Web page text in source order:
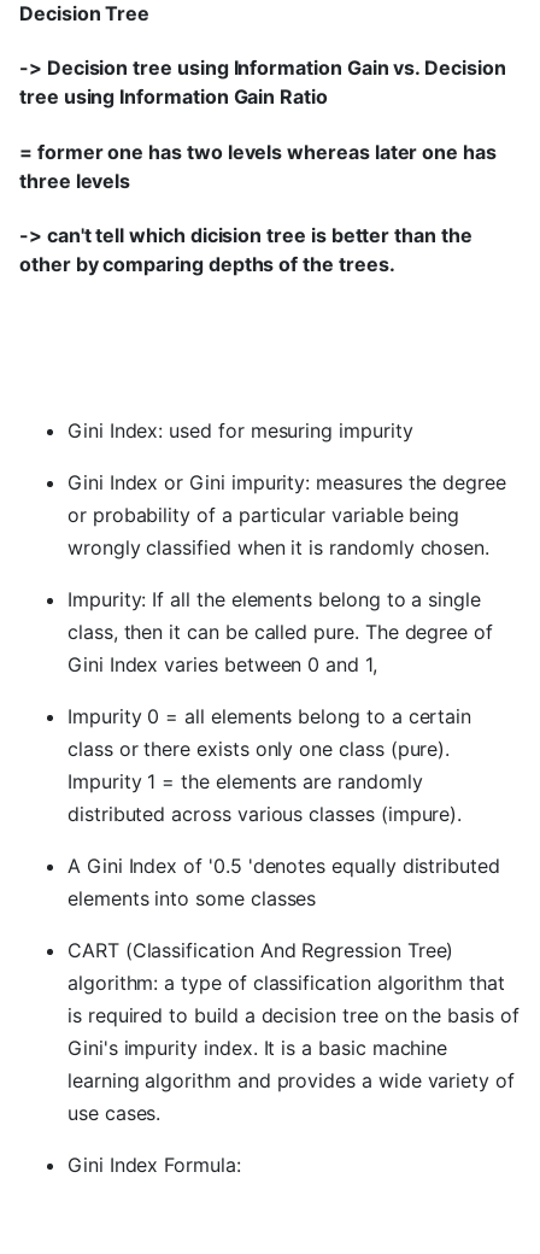
Decision Tree
-> Decision tree using Information Gain vs. Decision
tree using Information Gain Ratio
= former one has two levels whereas later one has
three levels
-> can't tell which dicision tree is better than the
other by comparing depths of the trees.
Gini Index: used for mesuring impurity
Gini Index or Gini impurity: measures the degree
or probability of a particular variable being
wrongly classified when it is randomly chosen.
Impurity: If all the elements belong to a single
class, then it can be called pure. The degree of
Gini Index varies between 0 and 1,
Impurity 0 = all elements belong to a certain
class or there exists only one class (pure).
Impurity 1 = the elements are randomly
distributed across various classes (impure).
A Gini Index of '0.5 'denotes equally distributed
elements into some classes
CART (Classification And Regression Tree)
algorithm: a type of classification algorithm that
is required to build a decision tree on the basis of
Gini's impurity index. It is a basic machine
learning algorithm and provides a wide variety of
use cases.
Gini Index Formula: